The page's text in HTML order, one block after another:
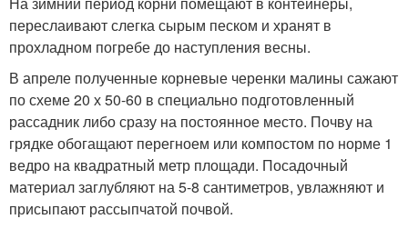
переслаивают слегка сырым песком и хранят в
прохладном погребе до наступления весны.
В апреле полученные корневые черенки малины сажают
по схеме 20 х 50-60 в специально подготовленный
рассадник либо сразу на постоянное место. Почву на
грядке обогащают перегноем или компостом по норме 1
ведро на квадратный метр площади. Посадочный
материал заглубляют на 5-8 сантиметров, увлажняют и
присыпают рассыпчатой почвой.